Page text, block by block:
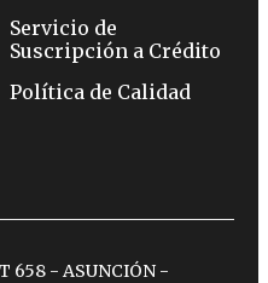
Servicio de
Suscripción a Crédito
Política de Calidad
658 - ASUNCIÓN -